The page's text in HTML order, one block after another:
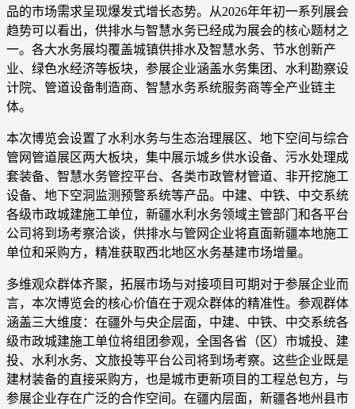
品的市场需求呈现爆发式增长态势。从2026年年初一系列展会
趋势可以看出，供排水与智慧水务已经成为展会的核心题材之
一。各大水务展均覆盖城镇供排水及智慧水务、节水创新产
业、绿色水经济等板块，参展企业涵盖水务集团、水利勘察设
计院、管道设备制造商、智慧水务系统服务商等全产业链主
体。
本次博览会设置了水利水务与生态治理展区、地下空间与综合
管网管道展区两大板块，集中展示城乡供水设备、污水处理成
套装备、智慧水务管控平台、各类市政管材管道、非开挖施工
设备、地下空洞监测预警系统等产品。中建、中铁、中交系统
各级市政城建施工单位，新疆水利水务领域主管部门和各平台
公司将到场考察洽谈，供排水与管网企业将直面新疆本地施工
单位和采购方，精准获取西北地区水务基建市场增量。
多维观众群体齐聚，拓展市场与对接项目可期对于参展企业而
言，本次博览会的核心价值在于观众群体的精准性。参观群体
涵盖三大维度：在疆外与央企层面，中建、中铁、中交系统各
级市政城建施工单位将组团参观，全国各省（区）市城投、建
投、水利水务、文旅投等平台公司将到场考察。这些企业既是
建材装备的直接采购方，也是城市更新项目的工程总包方，与
参展企业存在广泛的合作空间。在疆内层面，新疆各地州县市